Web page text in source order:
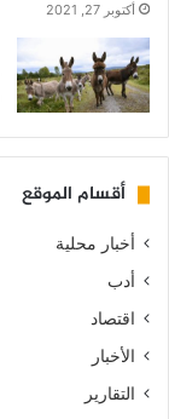
أكتوبر 27, 2021
أقسام الموقع
أخبار محلية
أدب
اقتصاد
الأخبار
التقارير